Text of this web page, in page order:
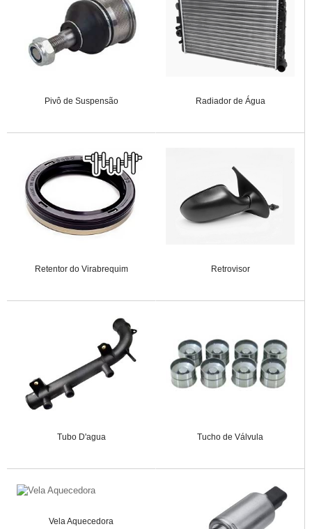
Pivô de Suspensão Radiador de Água
Retentor do Virabrequim Retrovisor
Tubo D'agua Tucho de Válvula
Vela Aquecedora